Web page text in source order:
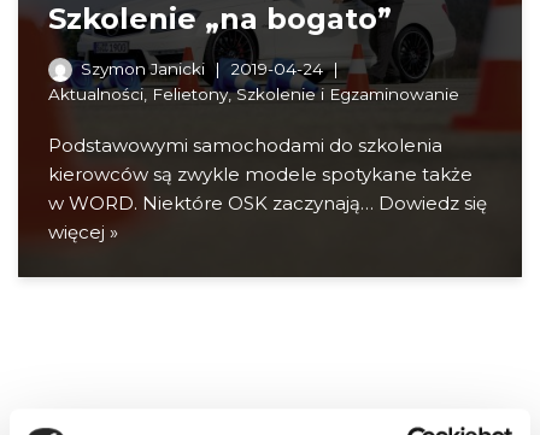
Szkolenie „na bogato”
Szymon Janicki
2019-04-24
Aktualności Felietony,Szkolenie i Egzaminowanie
Podstawowymi samochodami do szkolenia
kierowców są zwykle modele spotykane także
w WORD. Niektóre OSK zaczynają… Dowiedz się
więcej »